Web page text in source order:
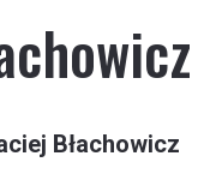
Błachowicz